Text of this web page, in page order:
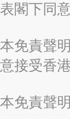
表閣下同
本免責聲
意接受香
本免責聲